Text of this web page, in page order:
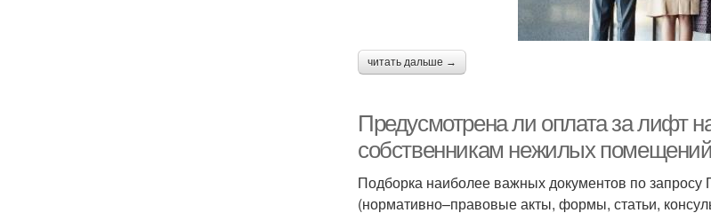
читать дальше →
Предусмотрена ли оплата за лифт
собственникам нежилых помещений
Подборка наиболее важных документов по
(нормативно–правовые акты, формы, статьи,